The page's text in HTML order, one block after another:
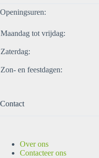
Openingsuren:
Maandag tot vrijdag:
Zaterdag:
Zon- en feestdagen:
Contact
Over ons
Contacteer ons